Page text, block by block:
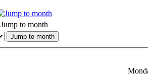
Jump to month
Jump to month